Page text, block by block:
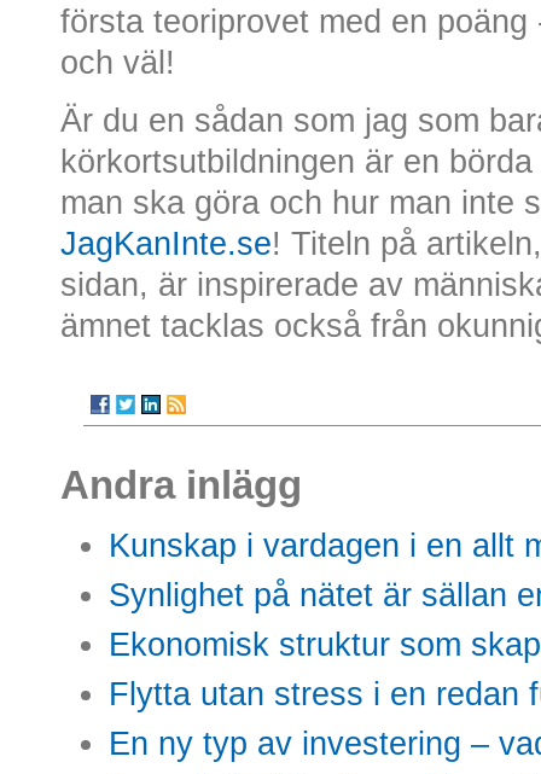
första teoriprovet med en
och väl!
Är du en sådan som jag som
körkortsutbildningen är en
man ska göra och hur man inte
JagKanInte.se! Titeln på
sidan, är inspirerade av
ämnet tacklas också från
Andra inlägg
Kunskap i vardagen i en allt
Synlighet på nätet är sällan
Ekonomisk struktur som
Flytta utan stress i en redan
En ny typ av investering –